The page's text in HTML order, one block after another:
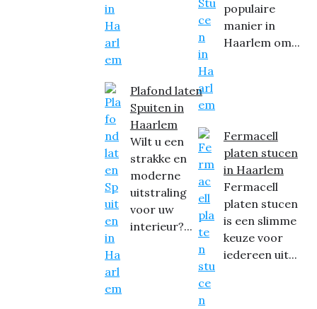
Plafond laten
Spuiten in
Haarlem
Wilt u een
strakke en
moderne
uitstraling
voor uw
interieur?...
populaire
manier in
Haarlem om...
Fermacell
platen stucen
in Haarlem
Fermacell
platen stucen
is een slimme
keuze voor
iedereen uit...